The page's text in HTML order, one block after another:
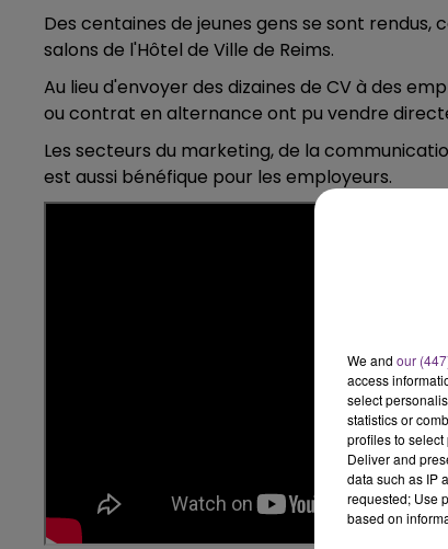
Des centaines de jeunes gens se sont rendus,
salons de l'Hôtel de Ville de Reims.
Au lieu d'envoyer des dizaines de CV à des
ou contrat en alternance ont pu vendre
Les secteurs du marketing, de la
est aussi bénéfique pour les employeurs.
We and our
access
select
statistics or
profiles to
Deliver and
data such as IP
requested; Use
based on